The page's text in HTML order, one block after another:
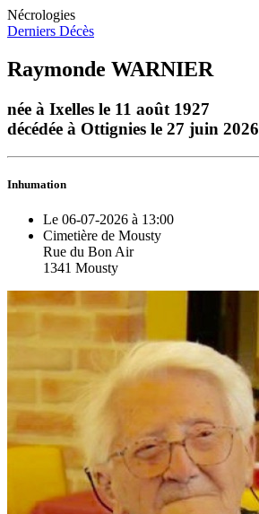
Nécrologies
Derniers Décès
Raymonde WARNIER
née à Ixelles le 11 août 1927
décédée à Ottignies le 27 juin 2026
Inhumation
Le 06-07-2026 à 13:00
Cimetière de Mousty
Rue du Bon Air
1341 Mousty